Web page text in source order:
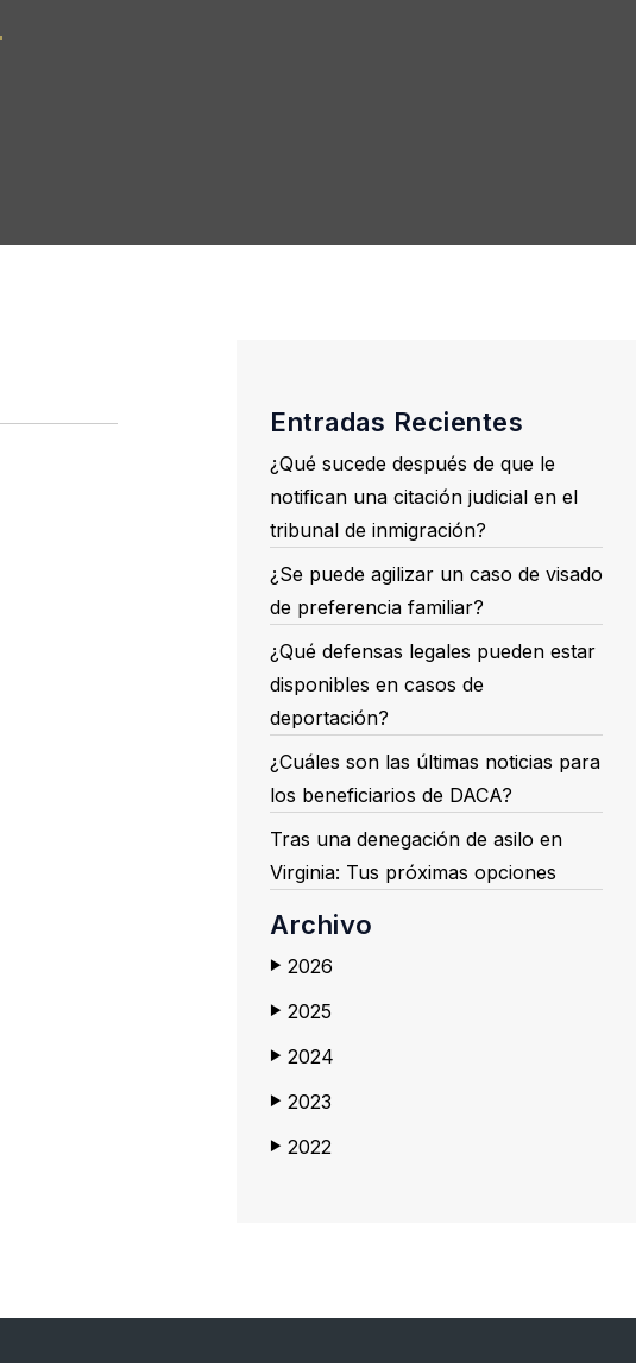
Entradas Recientes
¿Qué sucede después de que le
notifican una citación judicial en el
tribunal de inmigración?
¿Se puede agilizar un caso de visado
de preferencia familiar?
¿Qué defensas legales pueden estar
disponibles en casos de
deportación?
¿Cuáles son las últimas noticias para
los beneficiarios de DACA?
Tras una denegación de asilo en
Virginia: Tus próximas opciones
Archivo
▶ 2026
▶ 2025
▶ 2024
▶ 2023
▶ 2022